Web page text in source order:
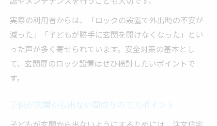
実際の利用者からは、「ロックの設置で外出時の不安が
減った」「子どもが勝手に玄関を開けなくなった」とい
った声が多く寄せられています。安全対策の基本とし
て、玄関扉のロック設置はぜひ検討したいポイントで
す。
子供が玄関から出ない間取りの工夫ポイント